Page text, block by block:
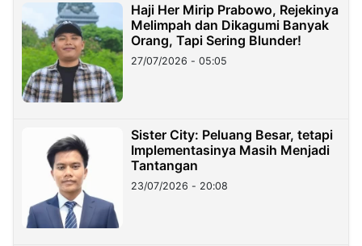
Haji Her Mirip Prabowo, Rejekinya
Melimpah dan Dikagumi Banyak
Orang, Tapi Sering Blunder!
27/07/2026 - 05:05
Sister City: Peluang Besar, tetapi
Implementasinya Masih Menjadi
Tantangan
23/07/2026 - 20:08